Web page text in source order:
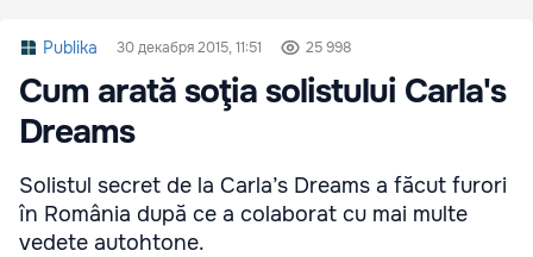
Publika 30 декабря 2015, 11:51 25 998
Cum arată soţia solistului Carla's
Dreams
Solistul secret de la Carla’s Dreams a făcut furori
în România după ce a colaborat cu mai multe
vedete autohtone.